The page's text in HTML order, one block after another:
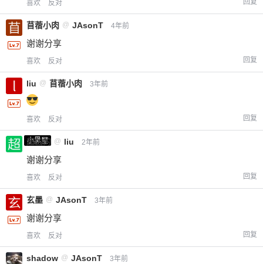
喜欢 反对 回复
苜蓿小肉 @ JAsonT 4年前
谢谢分享
喜欢 反对 回复
liu @ 苜蓿小肉 3年前
喜欢 反对 回复
小黑屋
超凶的 @ liu 2年前
谢谢分享
喜欢 反对 回复
玄墨 @ JAsonT 3年前
谢谢分享
喜欢 反对 回复
shadow @ JAsonT 3年前